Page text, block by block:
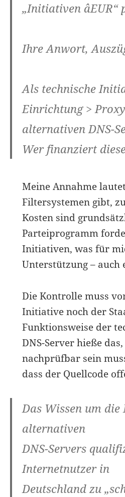
„Initiativen âEUR“
Ihre Anwort,
Als technische
Einrichtung >
alternativen DNS-
Wer finanziert
Meine Annahme
Filtersystemen gibt,
Kosten sind
Parteiprogramm
Initiativen, was für
Unterstützung –
Die Kontrolle muss
Initiative noch der
Funktionsweise der
DNS-Server hieße
nachprüfbar sein
dass der Quellcode
Das Wissen um
alternativen
DNS-Servers
Internetnutzer in
Deutschland zu